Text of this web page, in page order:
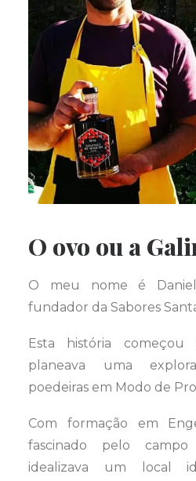
O ovo ou a
O meu nome é
fundador da Sabores
Esta história começou
planeava uma
poedeiras em Modo de
Com formação em
fascinado pelo
idealizava um local